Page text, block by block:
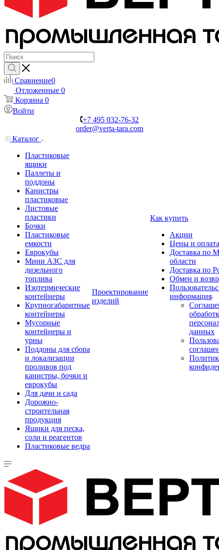
Сравнение0
Отложенные 0
Корзина 0
Войти
+7 495 032-76-32
order@verta-tara.com
Каталог
Пластиковые
ящики
Паллеты и
поддоны
Канистры
пластиковые
Листовые
пластики
Бочки
Пластиковые
емкости
Еврокубы
Мини АЗС для
дизельного
топлива
Изотермические
контейнеры
Крупногабаритные
контейнеры
Мусорные
контейнеры и
урны
Поддоны для сбора
и локализации
проливов под
канистры, бочки и
еврокубы
Для дачи и сада
Дорожно-
строительная
продукция
Ящики для песка,
соли и реагентов
Пластиковые ведра
Проектирование
изделий
Как купить
Акции
Цены и оплата
Доставка по
области
Доставка по
Обмен и
информация
данных